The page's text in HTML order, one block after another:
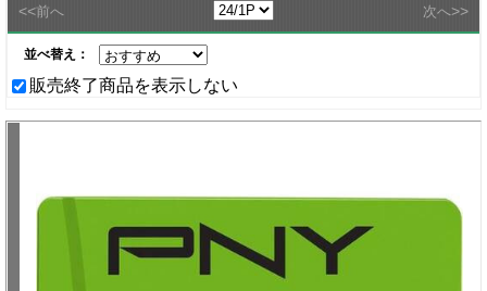
<<前へ 次へ>>
並べ替え：
販売終了商品を表示しない